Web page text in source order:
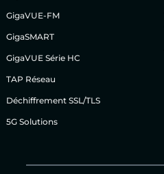
GigaVUE-FM
GigaSMART
GigaVUE Série HC
TAP Réseau
Déchiffrement SSL/TLS
5G Solutions